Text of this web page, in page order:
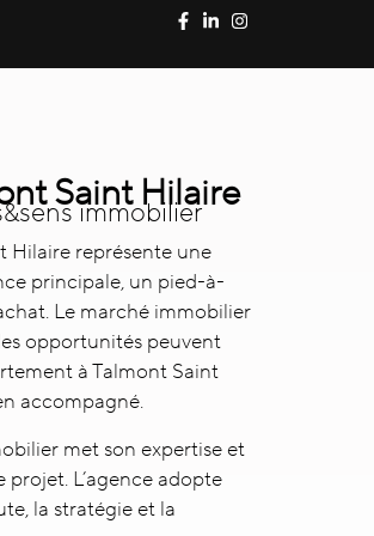
Saint Hilaire
immobilier
Hilairereprésente une
principale, un pied-à-
Le marché immobilier
opportunités peuvent
à Talmont Saint
accompagné.
met son expertise et
L’agence adopte
la stratégie et la